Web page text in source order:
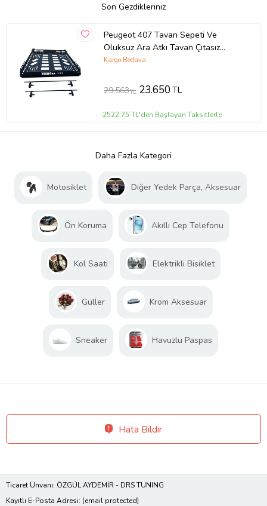
Son Gezdikleriniz
Peugeot 407 Tavan Sepeti Ve
Oluksuz Ara Atkı Tavan Çıtasız
Araçlara
Kargo Bedava
29.563TL 23.650TL
2522,75 TL'den Başlayan Taksitlerle
Daha Fazla Kategori
Motosiklet Diğer Yedek Parça, Aksesuar
Ön Koruma Akıllı Cep Telefonu
Kol Saati Elektrikli Bisiklet
Güller Krom Aksesuar
Sneaker Havuzlu Paspas
Hata Bildir
Ticaret Ünvanı: ÖZGÜL AYDEMİR - DRS TUNING
Kayıtlı E-Posta Adresi: [email protected]